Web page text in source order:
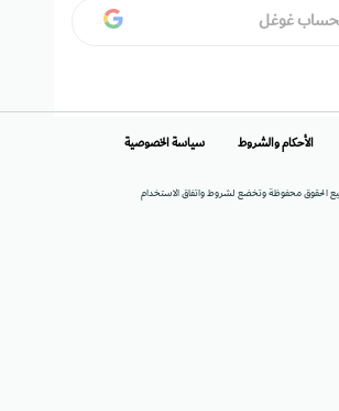
غوغل
الحقوق محفوظة وتخضع لشروط واتفاق الاستخدام
الأحكام والشروط سياسة الخصوصية